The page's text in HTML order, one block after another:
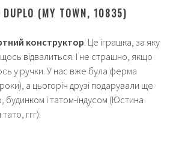
DUPLO (MY TOWN, 10835)
конструктор . Це іграшка, за яку
відвалиться. І не страшно, якщо
у ручки. У нас вже була ферма
а цьогоріч друзі подарували ще
будинком і татом-індусом (Юстина
ггг).